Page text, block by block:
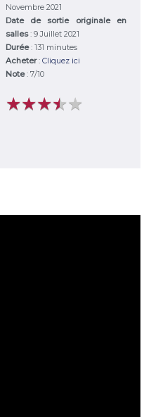
Novembre 2021
Date de sortie originale en
salles: 9 Juillet 2021
Durée: 131 minutes
Acheter: Cliquez ici
Note: 7/10
★★★★★
★★★★★